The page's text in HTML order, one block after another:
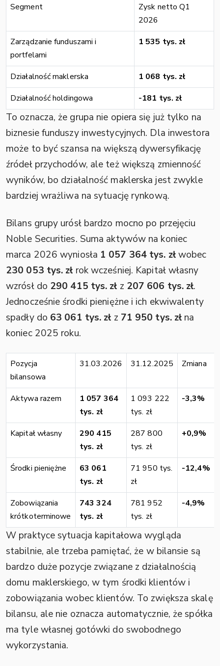
Segment
Zysk netto Q1
2026
Zarządzanie funduszami i
portfelami
1 535 tys. zł
Działalność maklerska
1 068 tys. zł
Działalność holdingowa
-181 tys. zł
To oznacza, że grupa nie opiera się już tylko na
biznesie funduszy inwestycyjnych. Dla inwestora
może to być szansa na większą dywersyfikację
źródeł przychodów, ale też większą zmienność
wyników, bo działalność maklerska jest zwykle
bardziej wrażliwa na sytuację rynkową.
Bilans grupy urósł bardzo mocno po przejęciu
Noble Securities. Suma aktywów na koniec
marca 2026 wyniosła 1 057 364 tys. złwobec
230 053 tys. zł rok wcześniej. Kapitał własny
wzrósł do 290 415 tys. zł z 207 606 tys. zł.
Jednocześnie środki pieniężne i ich ekwiwalenty
spadły do 63 061 tys. zł z 71 950 tys. zł na
koniec 2025 roku.
Pozycja
bilansowa
31.03.2026 31.12.2025 Zmiana
Aktywa razem
1 057 364
tys. zł
1 093 222
tys. zł
-3,3%
Kapitał własny
290 415
tys. zł
287 800
tys. zł
+0,9%
Środki pieniężne
63 061
tys. zł
71 950 tys.
zł
-12,4%
Zobowiązania
krótkoterminowe
743 324
tys. zł
781 952
tys. zł
-4,9%
W praktyce sytuacja kapitałowa wygląda
stabilnie, ale trzeba pamiętać, że w bilansie są
bardzo duże pozycje związane z działalnością
domu maklerskiego, w tym środki klientów i
zobowiązania wobec klientów. To zwiększa skalę
bilansu, ale nie oznacza automatycznie, że spółka
ma tyle własnej gotówki do swobodnego
wykorzystania.